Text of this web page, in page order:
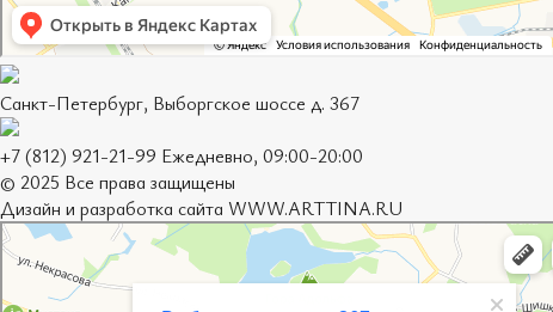
Санкт-Петербург, Выборгское шоссе д. 367
+7 (812) 921-21-99 Ежедневно, 09:00-20:00
© 2025 Все права защищены
Дизайн и разработка сайта WWW.ARTTINA.RU